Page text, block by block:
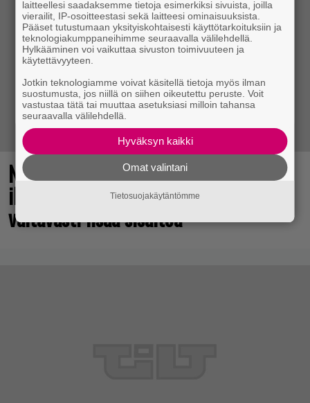
No johan pomppasi: 30 vuotta sitten
ilmestynyt klassikkoräiskintä sai
valtavasti lisää sisältöä
laitteellesi saadaksemme tietoja esimerkiksi sivuista, joilla
vierailit, IP-osoitteestasi sekä laitteesi ominaisuuksista.
Pääset tutustumaan yksityiskohtaisesti käyttötarkoituksiin ja
teknologiakumppaneihimme seuraavalla välilehdellä.
Hylkääminen voi vaikuttaa sivuston toimivuuteen ja
käytettävyyteen.
Jotkin teknologiamme voivat käsitellä tietoja myös ilman
suostumusta, jos niillä on siihen oikeutettu peruste. Voit
vastustaa tätä tai muuttaa asetuksiasi milloin tahansa
seuraavalla välilehdellä.
Hyväksyn kaikki
Omat valintani
Tietosuojakäytäntömme